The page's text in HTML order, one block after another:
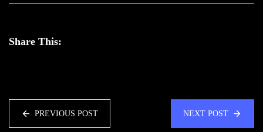
Share This:
PREVIOUS POST NEXT POST